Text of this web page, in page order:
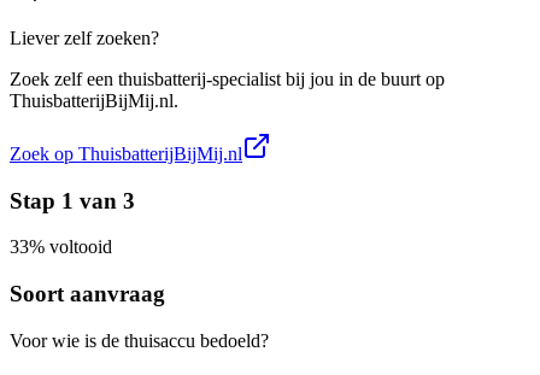
Liever zelf zoeken?
Zoek zelf een thuisbatterij-specialist bij jou in de buurt op
ThuisbatterijBijMij.nl.
Zoek op ThuisbatterijBijMij.nl
Stap 1 van 3
33% voltooid
Soort aanvraag
Voor wie is de thuisaccu bedoeld?